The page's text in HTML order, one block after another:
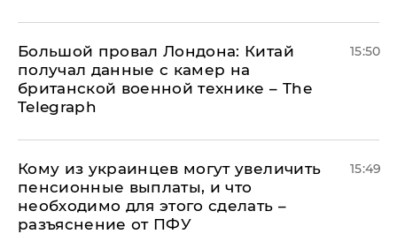
Большой провал Лондона: Китай
получал данные с камер на
британской военной технике – The
Telegraph
15:50
Кому из украинцев могут увеличить
пенсионные выплаты, и что
необходимо для этого сделать –
разъяснение от ПФУ
15:49